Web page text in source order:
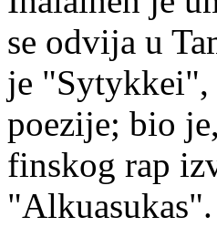
se odvija u
je "Sytykkei",
poezije; bio
finskog rap
"Alkuasukas".